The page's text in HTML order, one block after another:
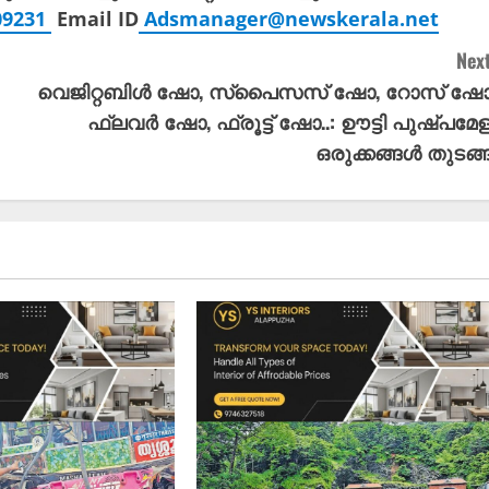
Email ID Adsmanager@newskerala.net
വെജിറ്റബിൾ ഷോ, സ്‌പൈസസ് ഷോ, റോസ്
ഫ്ലവർ ഷോ, ഫ്രൂട്ട് ഷോ..: ഊട്ടി
ഒരുക്കങ്ങൾ